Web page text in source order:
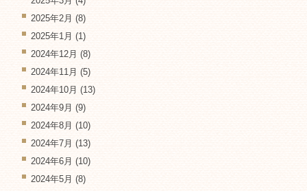
2025年2月 (8)
2025年1月 (1)
2024年12月 (8)
2024年11月 (5)
2024年10月 (13)
2024年9月 (9)
2024年8月 (10)
2024年7月 (13)
2024年6月 (10)
2024年5月 (8)